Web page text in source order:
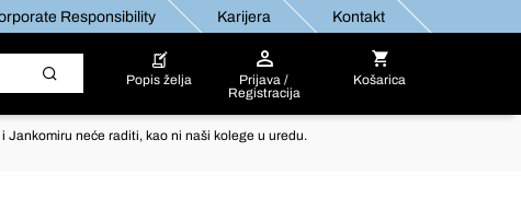
Responsibility Karijera Kontakt
Popis želja
Prijava /
Registracija
Košarica
Jankomiru neće raditi, kao ni naši kolege u uredu.